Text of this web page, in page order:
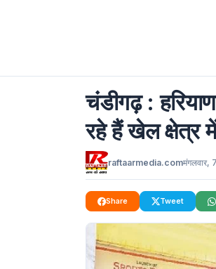
चंडीगढ़ :
रहे हैं खेल क्षेत्र
raftaarmedia.comमंगलवार,
Share Tweet